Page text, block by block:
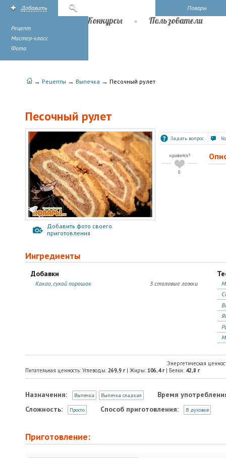
Повары
Добавить
Рецепт
Мастер-класс
Фото
Конкурсы Пользователи
→ Рецепты → Выпечка → Песочный рулет
Песочный рулет
Добавить фото своего
приготовления
Задать вопрос
нравится?
0
Ингредиенты
Добавки
3 столовые ложки
Какао, сухой порошок
Энергетическая
Питательная ценность: Углеводы: 269,9 г| Жиры: 106,4г| Белки: 42,8 г
Назначения: Выпечка Выпечка сладкая
Время
Сложность:
Просто Способ приготовления: В духовке
Приготовление: